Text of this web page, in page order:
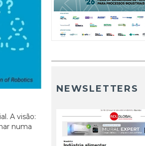
A visão:
numa
NEWSLETTERS